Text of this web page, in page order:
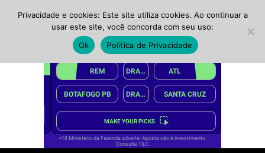
Privacidade e cookies: Este site utiliza cookies. Ao continuar a
usar este site, você concorda com seu uso:
Ok
Política de Privacidade